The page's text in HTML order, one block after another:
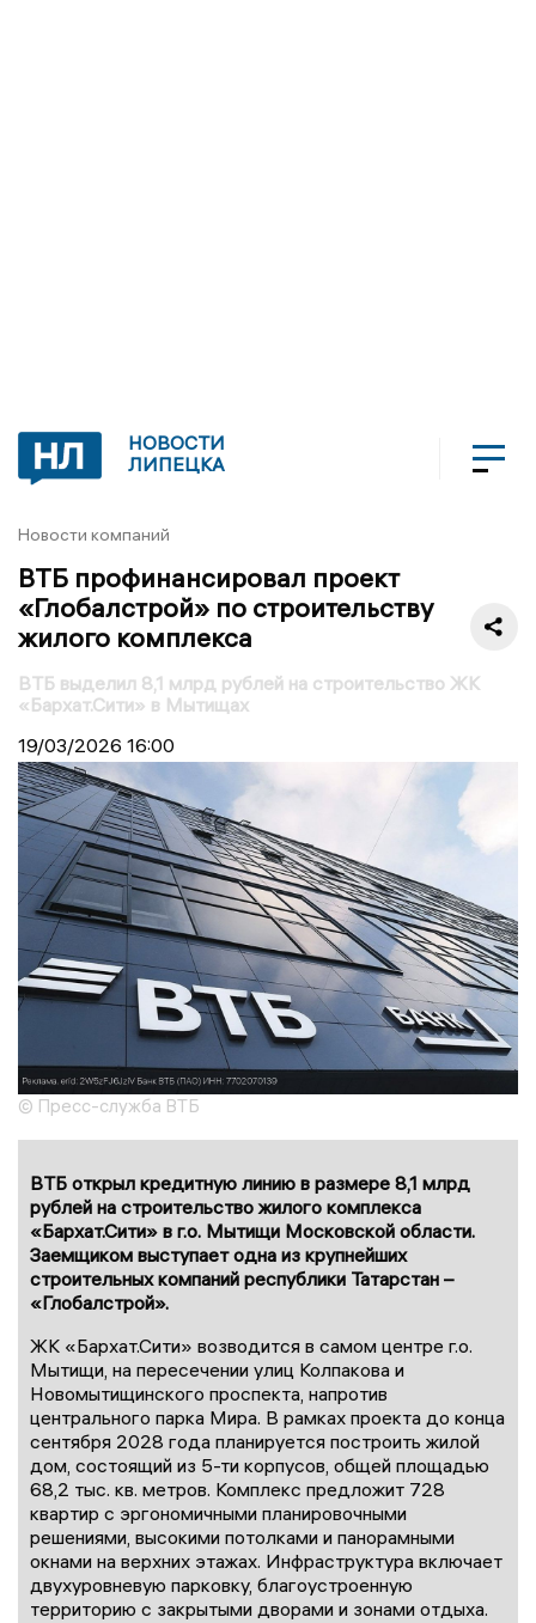
НОВОСТИ
ЛИПЕЦКА
Новости компаний
ВТБ профинансировал проект
«Глобалстрой» по строительству
жилого комплекса
ВТБ выделил 8,1 млрд рублей на строительство ЖК
«Бархат.Сити» в Мытищах
19/03/2026 16:00
© Пресс-служба ВТБ
ВТБ открыл кредитную линию в размере 8,1 млрд
рублей на строительство жилого комплекса
«Бархат.Сити» в г.о. Мытищи Московской области.
Заемщиком выступает одна из крупнейших
строительных компаний республики Татарстан –
«Глобалстрой».
ЖК «Бархат.Сити» возводится в самом центре г.о.
Мытищи, на пересечении улиц Колпакова и
Новомытищинского проспекта, напротив
центрального парка Мира. В рамках проекта до конца
сентября 2028 года планируется построить жилой
дом, состоящий из 5-ти корпусов, общей площадью
68,2 тыс. кв. метров. Комплекс предложит 728
квартир с эргономичными планировочными
решениями, высокими потолками и панорамными
окнами на верхних этажах. Инфраструктура включает
двухуровневую парковку, благоустроенную
территорию с закрытыми дворами и зонами отдыха.